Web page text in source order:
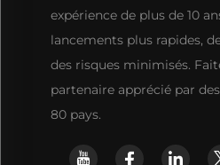
expérience de plus de 10
lancements plus rapides,
des risques minimisés.
partenaire apprécié par
80 pays.